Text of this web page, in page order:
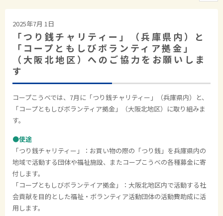
2025年7月 1日
「つり銭チャリティー」（兵庫県内）と
「コープともしびボランティア拠金」
（大阪北地区）へのご協力をお願いしま
す
コープこうべでは、7月に「つり銭チャリティー」（兵庫県内）と、
「コープともしびボランティア拠金」（大阪北地区）に取り組みま
す。
●使途
「つり銭チャリティー」：お買い物の際の「つり銭」を兵庫県内の
地域で活動する団体や福祉施設、またコープこうべの各種募金に寄
付します。
「コープともしびボランテイア拠金」：大阪北地区内で活動する社
会貢献を目的とした福祉・ボランティア活動団体の活動費助成に活
用します。